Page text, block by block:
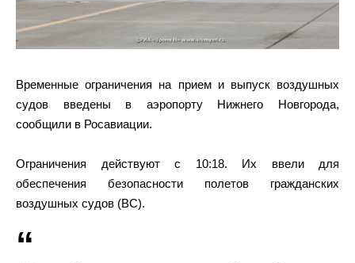
Временные ограничения на прием и выпуск воздушных
судов введены в аэропорту Нижнего Новгорода,
сообщили в Росавиации.
Ограничения действуют с 10:18. Их ввели для
обеспечения безопасности полетов гражданских
воздушных судов (ВС).